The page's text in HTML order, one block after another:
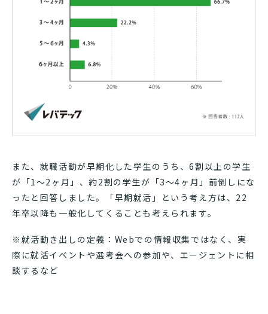
また、就職活動が早期化した学生のうち、6割以上の学生
が「1～2ヶ月」、約2割の学生が「3～4ヶ月」前倒しにな
ったと回答しました。「早期就活」という考え方は、22
年卒以降も一般化してくることも考えられます。
※就活動き出しの定義：Webでの情報収集ではなく、実
際に就活イベントや選考会への参加や、エージェントに相
談するなど